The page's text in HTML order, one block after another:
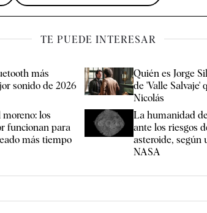
TE PUEDE INTERESAR
más
sonido de 2026
Quién es Jorge
de 'Valle Salvaje'
Nicolás
los
funcionan para
más tiempo
La humanidad
ante los riesgos
asteroide, según
NASA